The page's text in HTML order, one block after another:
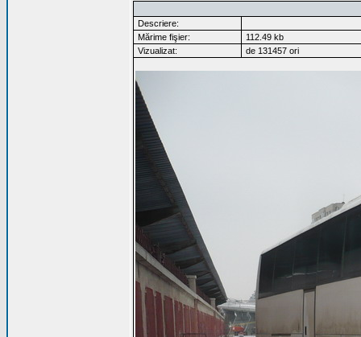
Descriere:
Mărime fişier:
112.49 kb
Vizualizat:
de 131457 ori